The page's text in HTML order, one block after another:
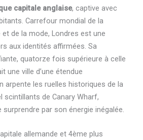
capitale anglaise, captive avec
Carrefour mondial de la
de la mode, Londres est une
aux identités affirmées. Sa
quatorze fois supérieure à celle
une ville d’une étendue
arpente les ruelles historiques de la
scintillants de Canary Wharf,
par son énergie inégalée.
allemande et 4ème plus